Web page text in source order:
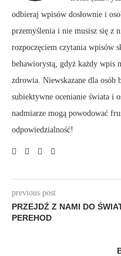
odbieraj wpisów dosłownie i
przemyślenia i nie musisz się z
rozpoczęciem czytania wpisów
behawiorystą, gdyż każdy wpis
zdrowia. Niewskazane dla osób
subiektywne ocenianie świata i
nadmiarze mogą powodować
odpowiedzialność!
previous post
PRZEJDŹ Z NAMI DO
PEREHOD